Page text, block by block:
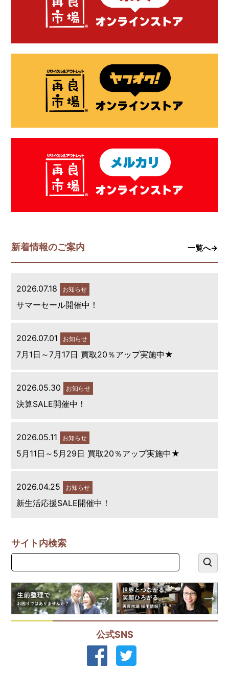
新着情報のご案内 一覧へ→
2026.07.18 お知らせ
サマーセール開催中！
2026.07.01 お知らせ
7月1日～7月17日 買取20％アップ実施中★
2026.05.30 お知らせ
決算SALE開催中！
2026.05.11 お知らせ
5月11日～5月29日 買取20％アップ実施中★
2026.04.25 お知らせ
新生活応援SALE開催中！
サイト内検索
公式SNS